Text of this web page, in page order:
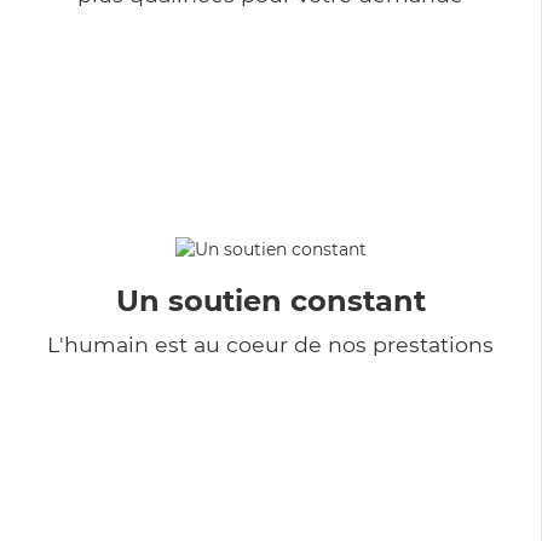
Un soutien constant
L'humain est au coeur de nos prestations